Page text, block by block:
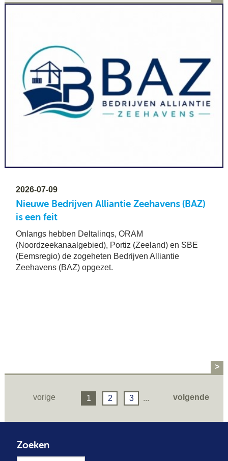
2026-07-09
Nieuwe Bedrijven Alliantie Zeehavens (BAZ)
is een feit
Onlangs hebben Deltalinqs, ORAM
(Noordzeekanaalgebied), Portiz (Zeeland) en SBE
(Eemsregio) de zogeheten Bedrijven Alliantie
Zeehavens (BAZ) opgezet.
>
vorige 1 2 3 ... volgende
Zoeken